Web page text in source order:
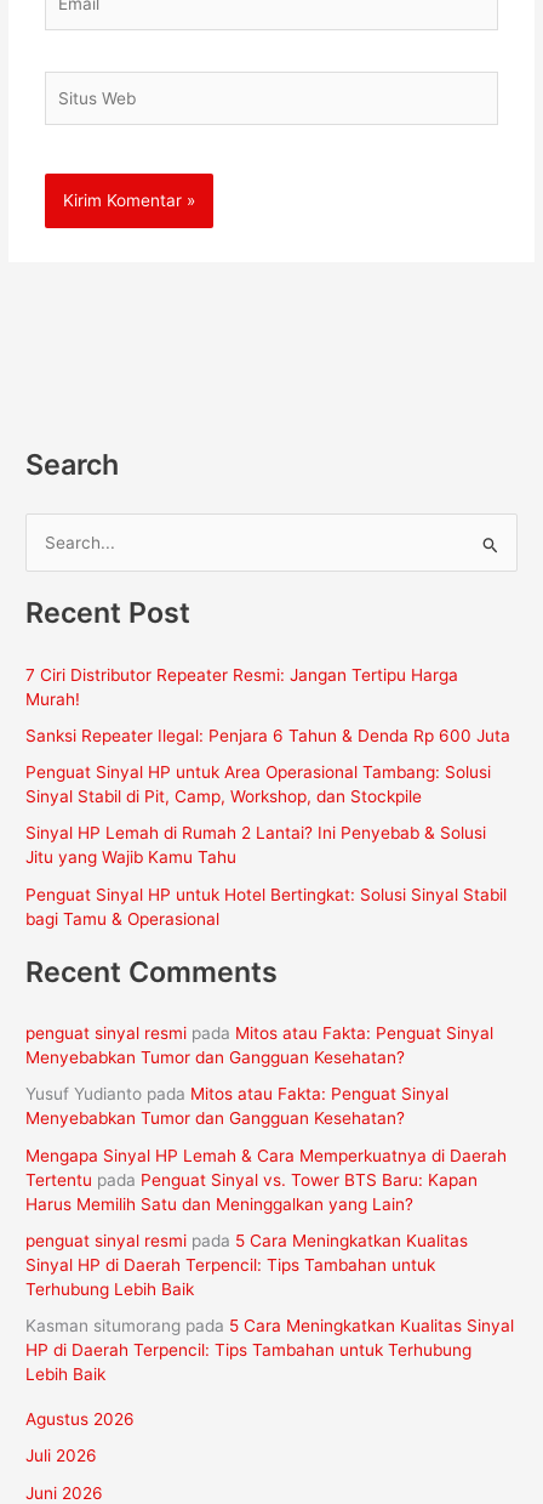
Web
Search
r
u
n
t
u
k
:
Recent Post
7 Ciri Distributor Repeater Resmi: Jangan Tertipu Harga
Murah!
Sanksi Repeater Ilegal: Penjara 6 Tahun & Denda Rp 600 Juta
Penguat Sinyal HP untuk Area Operasional Tambang: Solusi
Sinyal Stabil di Pit, Camp, Workshop, dan Stockpile
Sinyal HP Lemah di Rumah 2 Lantai? Ini Penyebab & Solusi
Jitu yang Wajib Kamu Tahu
Penguat Sinyal HP untuk Hotel Bertingkat: Solusi Sinyal Stabil
bagi Tamu & Operasional
Recent Comments
penguat sinyal resmi pada Mitos atau Fakta: Penguat Sinyal
Menyebabkan Tumor dan Gangguan Kesehatan?
Yusuf Yudianto pada Mitos atau Fakta: Penguat Sinyal
Menyebabkan Tumor dan Gangguan Kesehatan?
Mengapa Sinyal HP Lemah & Cara Memperkuatnya di Daerah
Tertentu pada Penguat Sinyal vs. Tower BTS Baru: Kapan
Harus Memilih Satu dan Meninggalkan yang Lain?
penguat sinyal resmi pada 5 Cara Meningkatkan Kualitas
Sinyal HP di Daerah Terpencil: Tips Tambahan untuk
Terhubung Lebih Baik
Kasman situmorang pada 5 Cara Meningkatkan Kualitas Sinyal
HP di Daerah Terpencil: Tips Tambahan untuk Terhubung
Lebih Baik
Agustus 2026
Juli 2026
Juni 2026